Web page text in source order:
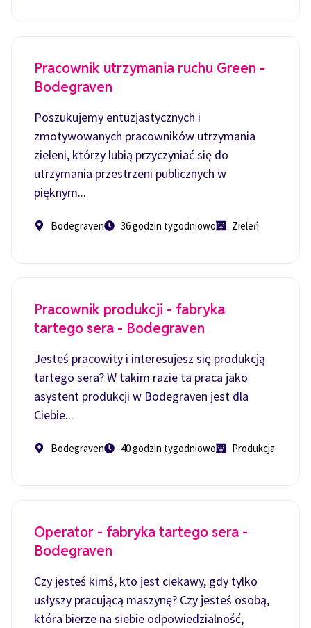
Pracownik utrzymania ruchu Green -
Bodegraven
Poszukujemy entuzjastycznych i
zmotywowanych pracowników utrzymania
zieleni, którzy lubią przyczyniać się do
utrzymania przestrzeni publicznych w
pięknym...
Bodegraven 36 godzin tygodniowo Zieleń
Pracownik produkcji - fabryka
tartego sera - Bodegraven
Jesteś pracowity i interesujesz się produkcją
tartego sera? W takim razie ta praca jako
asystent produkcji w Bodegraven jest dla
Ciebie...
Bodegraven 40 godzin tygodniowo Produkcja
Operator - fabryka tartego sera -
Bodegraven
Czy jesteś kimś, kto jest ciekawy, gdy tylko
usłyszy pracującą maszynę? Czy jesteś osobą,
która bierze na siebie odpowiedzialność,